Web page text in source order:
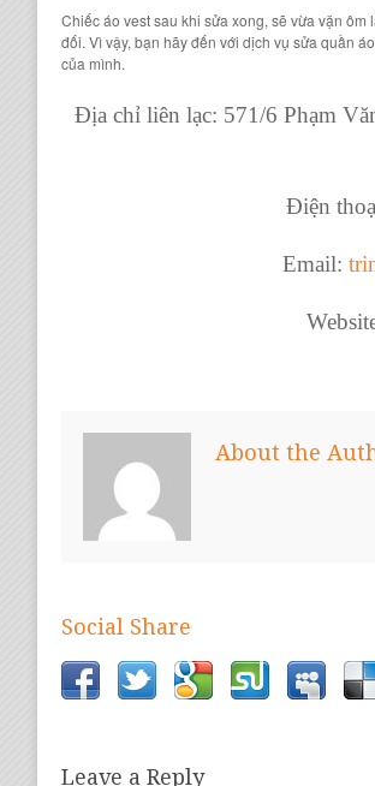
Chiếc áo vest sau khi sửa xong, sẽ vừa vặn
đối. Vì vậy, bạn hãy đến với dịch vụ sửa quần
của mình.
Địa chỉ liên lạc: 571/6 Phạm
Điện
Email:
About the
Social Share
Leave a Reply